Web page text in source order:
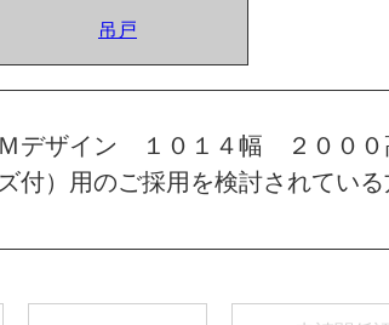
吊戸
ザイン １０１４幅 ２００
）用のご採用を検討されている